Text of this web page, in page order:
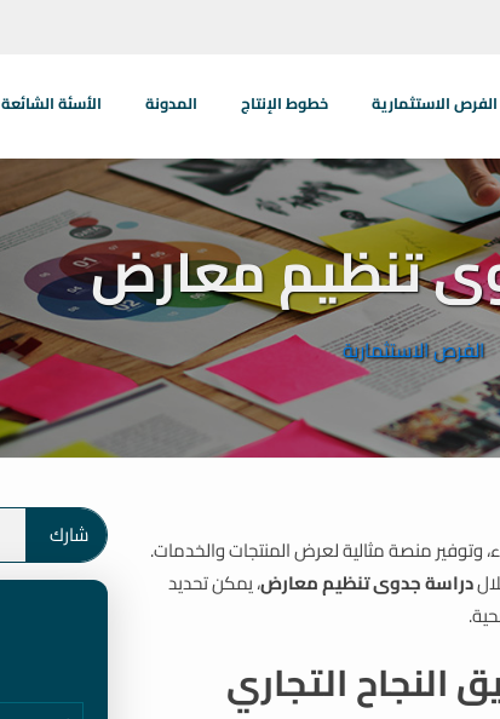
الفرص الاستثمارية خطوط الإنتاج المدونة الأسئة الشائعة
تنظيم معارض
الفرص الاستثمارية
وتوفير منصة مثالية لعرض المنتجات والخدمات.
دراسة جدوى تنظيم معارض، يمكن تحديد
التجاري
شارك